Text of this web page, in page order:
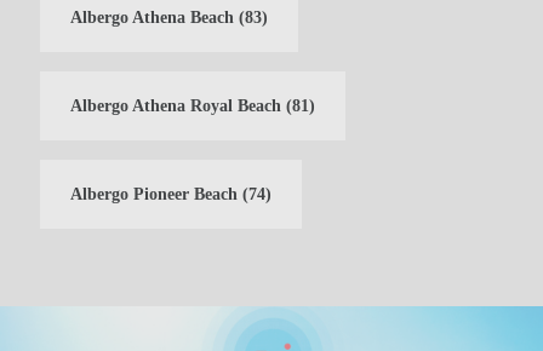
OSPITI
Albergo Athena Beach(83)
Albergo Athena Royal Beach(81)
Albergo Pioneer Beach(74)